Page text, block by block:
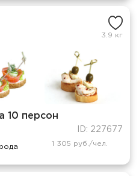
3.9 кг
10 персон
ID: 227677
1 305 руб./чел.